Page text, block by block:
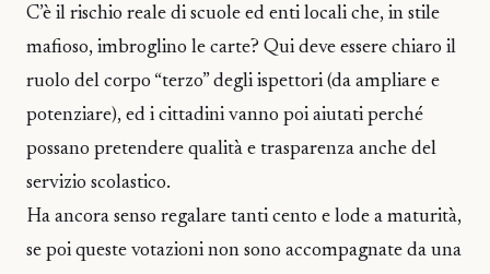
C’è il rischio reale di scuole ed enti locali che, in stile
mafioso, imbroglino le carte? Qui deve essere chiaro il
ruolo del corpo “terzo” degli ispettori (da ampliare e
potenziare), ed i cittadini vanno poi aiutati perché
possano pretendere qualità e trasparenza anche del
servizio scolastico.
Ha ancora senso regalare tanti cento e lode a maturità,
se poi queste votazioni non sono accompagnate da una